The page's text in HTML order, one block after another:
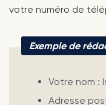
votre numéro de
Exemple de
Votre nom :
Adresse